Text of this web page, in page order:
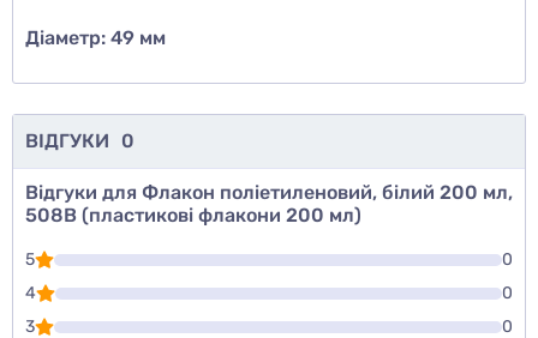
Діаметр: 49 мм
ВІДГУКИ 0
Відгуки для Флакон поліетиленовий, білий 200 мл,
508В (пластикові флакони 200 мл)
5
0
4
0
3
0